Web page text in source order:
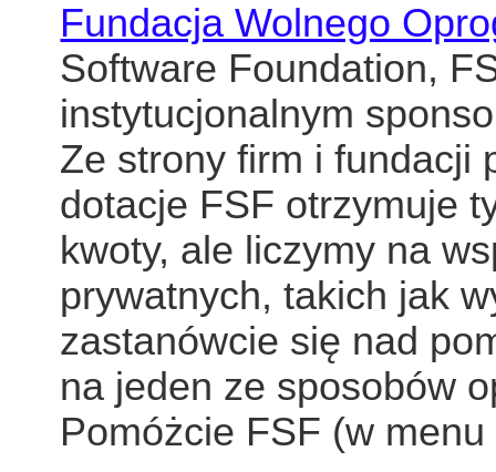
Fundacja Wolnego
Software Foundation,
instytucjonalnym
Ze strony firm i fundacji
dotacje FSF otrzymuje
kwoty, ale liczymy na
prywatnych, takich jak
zastanówcie się nad
na jeden ze sposobów
Pomóżcie FSF (w